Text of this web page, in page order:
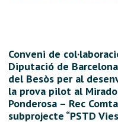
Conveni de
Diputació de
del Besòs per al
la prova pilot al
Ponderosa – Rec
subprojecte “PSTD